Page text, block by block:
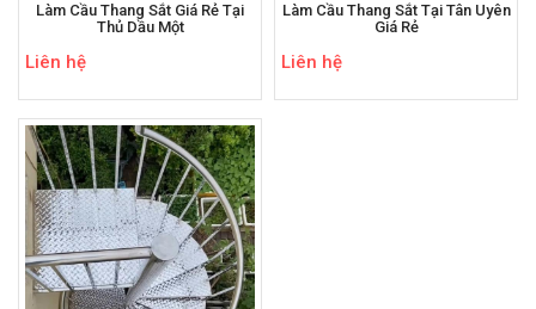
Làm Cầu Thang Sắt Giá Rẻ Tại
Thủ Dầu Một
Liên hệ
Làm Cầu Thang Sắt Tại Tân Uyên
Giá Rẻ
Liên hệ